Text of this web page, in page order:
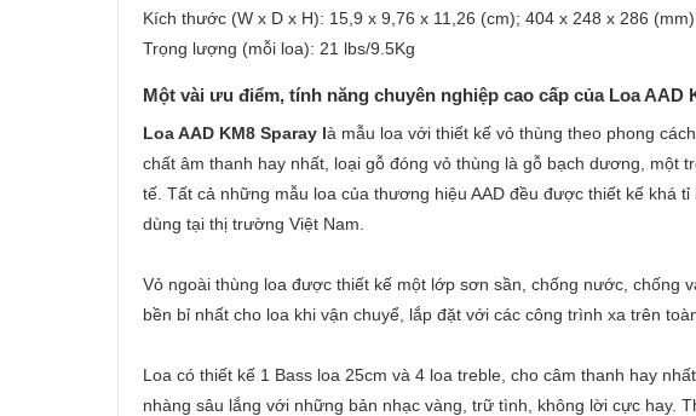
Kích thước (W x D x H): 15,9 x 9,76 x 11,26 (cm); 404 x 248 x 286 (mm)
Trọng lượng (mỗi loa): 21 lbs/9.5Kg
Một vài ưu điểm, tính năng chuyên nghiệp cao cấp của Loa AAD
Loa AAD KM8 Sparay là mẫu loa với thiết kế vỏ thùng theo phong
chất âm thanh hay nhất, loại gỗ đóng vỏ thùng là gỗ bạch dương, một
tế. Tất cả những mẫu loa của thương hiệu AAD đều được thiết kế khá
dùng tại thị trường Việt Nam.
Vỏ ngoài thùng loa được thiết kế một lớp sơn sần, chống nước, chống
bền bỉ nhất cho loa khi vận chuyể, lắp đặt với các công trình xa trên
Loa có thiết kế 1 Bass loa 25cm và 4 loa treble, cho câm thanh hay
nhàng sâu lắng với những bản nhạc vàng, trữ tình, không lời cực hay.